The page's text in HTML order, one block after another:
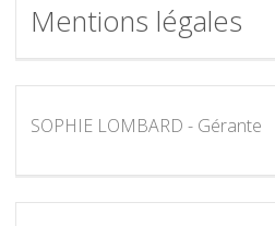
Mentions légales
SOPHIE LOMBARD - Gérante